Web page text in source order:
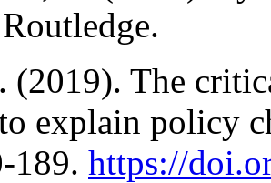
(2019). The
explain policy
189. https://